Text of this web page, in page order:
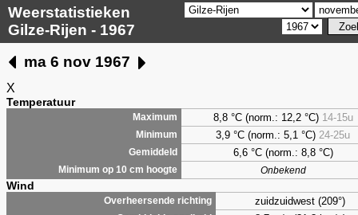
Weerstatistieken
Gilze-Rijen - 1967
ma 6 nov 1967
X
Temperatuur
Maximum 8,8 °C (norm.: 12,2 °C) 14-15u
Minimum 3,9 °C (norm.: 5,1 °C) 24-25u
Gemiddeld 6,6 °C (norm.: 8,8 °C)
Minimum op 10 cm hoogte Onbekend
Wind
Overheersende richting zuidzuidwest (209°)